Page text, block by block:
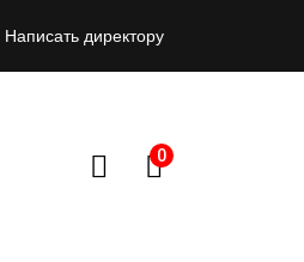
Написать директору